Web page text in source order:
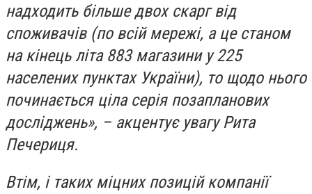
надходить більше двох скарг від
споживачів (по всій мережі, а це станом
на кінець літа 883 магазини у 225
населених пунктах України), то щодо нього
починається ціла серія позапланових
досліджень», – акцентує увагу Рита
Печериця.
Втім, і таких міцних позицій компанії